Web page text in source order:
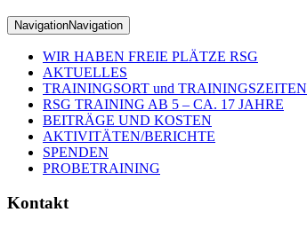
NavigationNavigation
WIR HABEN FREIE PLÄTZE RSG
AKTUELLES
TRAININGSORT und TRAININGSZEITEN
RSG TRAINING AB 5 – CA. 17 JAHRE
BEITRÄGE UND KOSTEN
AKTIVITÄTEN/BERICHTE
SPENDEN
PROBETRAINING
Kontakt